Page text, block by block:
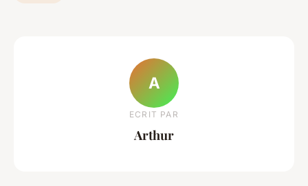
A
ECRIT PAR
Arthur